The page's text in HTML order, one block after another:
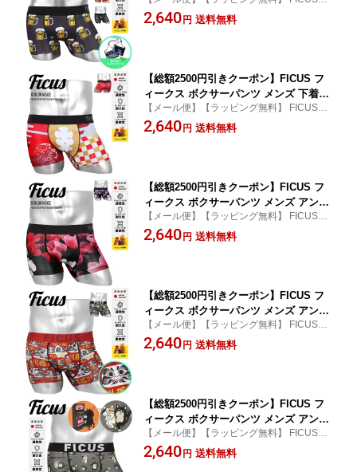
おすすめ 人気 ビール 派手 XL 大きいサ
ィークス メンズ ボクサーパンツ
2,640 円 送料無料
【総額2500円引きクーポン】FICUS フ
ィークス ボクサーパンツ メンズ 下着
おしゃれ かわいい ツルツル 速乾 大入
り 鯛 めでたい 縁起物 ご利益 勝負パン
【メール便】【ラッピング無料】 FICUS/フ
ィークス メンズ ボクサーパンツ
2,640 円 送料無料
【総額2500円引きクーポン】FICUS フ
ィークス ボクサーパンツ メンズ アンダ
ーウェア 下着 かわいい 速乾 シクラメ
ン 花 フラワー 当店限定 国産 日本製 ロ
【メール便】【ラッピング無料】 FICUS/フ
ィークス メンズ ボクサーパンツ
2,640 円 送料無料
【総額2500円引きクーポン】FICUS フ
ィークス ボクサーパンツ メンズ アンダ
ーウェア 下着 ツルツル 速乾 おしゃれ
当店限定 国産 開運 縁起物 だるま お祝
【メール便】【ラッピング無料】 FICUS/フ
ィークス メンズ ボクサーパンツ
2,640 円 送料無料
【総額2500円引きクーポン】FICUS フ
ィークス ボクサーパンツ メンズ アンダ
ーウェア 下着 おしゃれ かわいい 猫 ネ
コ 猫山課長の日常 ツルツル 速乾 アニ
【メール便】【ラッピング無料】 FICUS/フ
ィークス メンズ ボクサーパンツ
2,640 円 送料無料